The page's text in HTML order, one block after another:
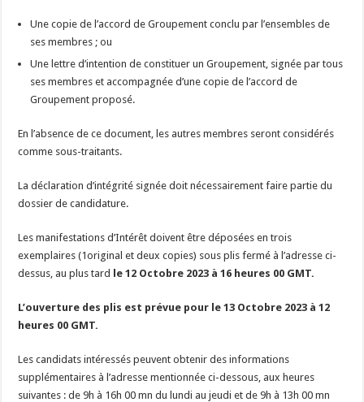
Une copie de l’accord de Groupement conclu par l’ensembles de
ses membres ; ou
Une lettre d’intention de constituer un Groupement, signée par tous
ses membres et accompagnée d’une copie de l’accord de
Groupement proposé.
En l’absence de ce document, les autres membres seront considérés
comme sous-traitants.
La déclaration d’intégrité signée doit nécessairement faire partie du
dossier de candidature.
Les manifestations d’Intérêt doivent être déposées en trois
exemplaires (1original et deux copies) sous plis fermé à l’adresse ci-
dessus, au plus tard
le 12 Octobre 2023 à 16 heures 00 GMT.
L’ouverture des plis est prévue pour le 13 Octobre 2023 à 12
heures 00 GMT.
Les candidats intéressés peuvent obtenir des informations
supplémentaires à l’adresse mentionnée ci-dessous, aux heures
suivantes : de 9h à 16h 00 mn du lundi au jeudi et de 9h à 13h 00 mn